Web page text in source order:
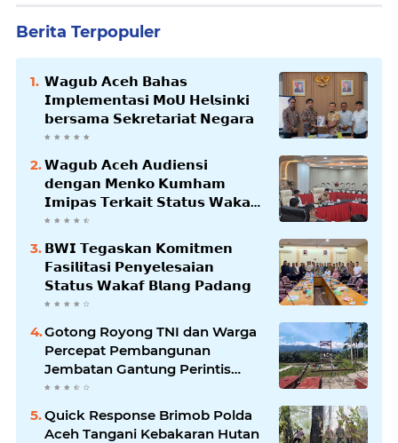
Berita Terpopuler
𝗪𝗮𝗴𝘂𝗯 𝗔𝗰𝗲𝗵 𝗕𝗮𝗵𝗮𝘀
𝗜𝗺𝗽𝗹𝗲𝗺𝗲𝗻𝘁𝗮𝘀𝗶 𝗠𝗼𝗨 𝗛𝗲𝗹𝘀𝗶𝗻𝗸𝗶
𝗯𝗲𝗿𝘀𝗮𝗺𝗮 𝗦𝗲𝗸𝗿𝗲𝘁𝗮𝗿𝗶𝗮𝘁 𝗡𝗲𝗴𝗮𝗿𝗮
𝗪𝗮𝗴𝘂𝗯 𝗔𝗰𝗲𝗵 𝗔𝘂𝗱𝗶𝗲𝗻𝘀𝗶
𝗱𝗲𝗻𝗴𝗮𝗻 𝗠𝗲𝗻𝗸𝗼 𝗞𝘂𝗺𝗵𝗮𝗺
𝗜𝗺𝗶𝗽𝗮𝘀 𝗧𝗲𝗿𝗸𝗮𝗶𝘁 𝗦𝘁𝗮𝘁𝘂𝘀 𝗪𝗮𝗸𝗮𝗳
𝗕𝗹𝗮𝗻𝗴𝗽𝗮𝗱𝗮𝗻𝗴
𝗕𝗪𝗜 𝗧𝗲𝗴𝗮𝘀𝗸𝗮𝗻 𝗞𝗼𝗺𝗶𝘁𝗺𝗲𝗻
𝗙𝗮𝘀𝗶𝗹𝗶𝘁𝗮𝘀𝗶 𝗣𝗲𝗻𝘆𝗲𝗹𝗲𝘀𝗮𝗶𝗮𝗻
𝗦𝘁𝗮𝘁𝘂𝘀 𝗪𝗮𝗸𝗮𝗳 𝗕𝗹𝗮𝗻𝗴 𝗣𝗮𝗱𝗮𝗻𝗴
Gotong Royong TNI dan Warga
Percepat Pembangunan
Jembatan Gantung Perintis
Kuta Ujung Aceh Tenggara
Quick Response Brimob Polda
Aceh Tangani Kebakaran Hutan